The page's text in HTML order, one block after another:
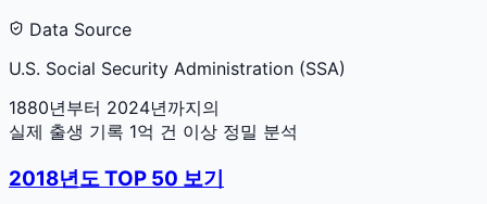
Data Source
U.S. Social Security Administration (SSA)
1880년부터 2024년까지의
실제 출생 기록 1억 건 이상 정밀 분석
2018년도 TOP 50 보기